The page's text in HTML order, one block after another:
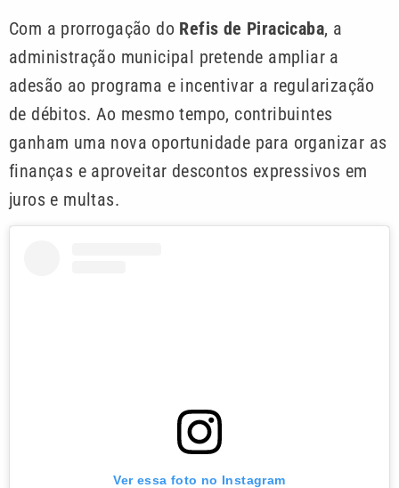
Com a prorrogação do Refis de Piracicaba, a
administração municipal pretende ampliar a
adesão ao programa e incentivar a regularização
de débitos. Ao mesmo tempo, contribuintes
ganham uma nova oportunidade para organizar as
finanças e aproveitar descontos expressivos em
juros e multas.
Ver essa foto no Instagram